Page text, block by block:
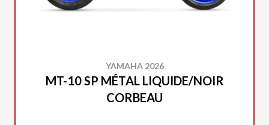
YAMAHA 2026
MT-10 SP MÉTAL LIQUIDE/NOIR
CORBEAU